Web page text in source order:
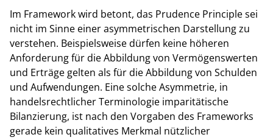
Im Framework wird betont, das Prudence Principle sei
nicht im Sinne einer asymmetrischen Darstellung zu
verstehen. Beispielsweise dürfen keine höheren
Anforderung für die Abbildung von Vermögenswerten
und Erträge gelten als für die Abbildung von Schulden
und Aufwendungen. Eine solche Asymmetrie, in
handelsrechtlicher Terminologie imparitätische
Bilanzierung, ist nach den Vorgaben des Frameworks
gerade kein qualitatives Merkmal nützlicher